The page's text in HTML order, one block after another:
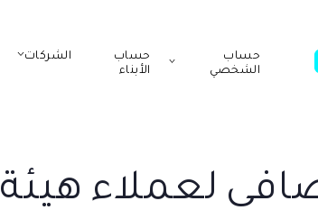
حساب
الشخصي
حساب
الأبناء
الشركات
لعملاء هيئة